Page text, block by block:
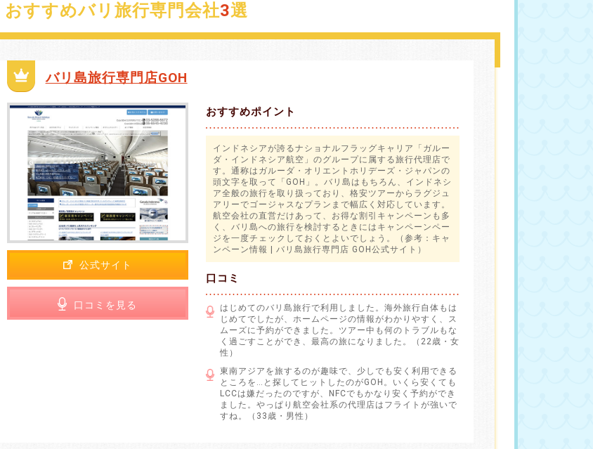
おすすめバリ旅行専門会社3選
バリ島旅行専門店GOH
公式サイト
口コミを見る
おすすめポイント
インドネシアが誇るナショナルフラッグキャリア「ガルー
ダ・インドネシア航空」のグループに属する旅行代理店で
す。通称はガルーダ・オリエントホリデーズ・ジャパンの
頭文字を取って「GOH」。バリ島はもちろん、インドネシ
ア全般の旅行を取り扱っており、格安ツアーからラグジュ
アリーでゴージャスなプランまで幅広く対応しています。
航空会社の直営だけあって、お得な割引キャンペーンも多
く、バリ島への旅行を検討するときにはキャンペーンペー
ジを一度チェックしておくとよいでしょう。（参考： キャ
ンペーン情報 | バリ島旅行専門店 GOH公式サイト ）
口コミ
はじめてのバリ島旅行で利用しました。海外旅行自体もは
じめてでしたが、ホームページの情報がわかりやすく、ス
ムーズに予約ができました。ツアー中も何のトラブルもな
く過ごすことができ、最高の旅になりました。（22歳・女
性）
東南アジアを旅するのが趣味で、少しでも安く利用できる
ところを…と探してヒットしたのがGOH。いくら安くても
LCCは嫌だったのですが、NFCでもかなり安く予約ができ
ました。やっぱり航空会社系の代理店はフライトが強いで
すね。（33歳・男性）